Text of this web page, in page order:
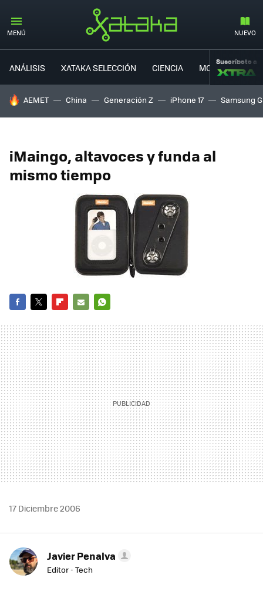
MENÚ NUEVO
ANÁLISIS XATAKA SELECCIÓN CIENCIA MOVILIDAD
Suscríbete a
HOY SE HABLA DE
AEMET China Generación Z iPhone 17 Samsung
iMaingo, altavoces y funda al
mismo tiempo
MAIL
17 Diciembre 2006
Javier Penalva
Editor - Tech